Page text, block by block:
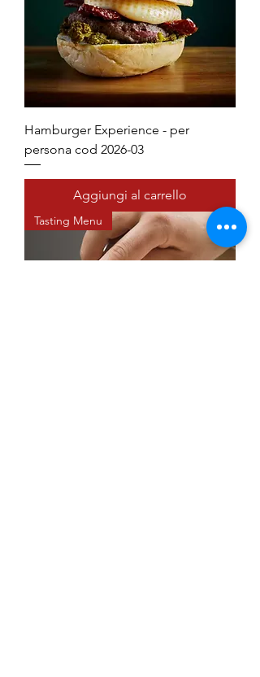
Hamburger Experience - per
persona cod 2026-03
Aggiungi al carrello
Tasting Menu